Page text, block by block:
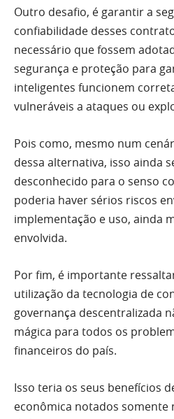
Outro desafio, é garantir a
confiabilidade desses
necessário que fossem
segurança e proteção para
inteligentes funcionem
vulneráveis a ataques ou
Pois como, mesmo num
dessa alternativa, isso ainda
desconhecido para o senso
poderia haver sérios riscos
implementação e uso, ainda
envolvida.
Por fim, é importante
utilização da tecnologia de
governança descentralizada
mágica para todos os
financeiros do país.
Isso teria os seus benefícios
econômica notados somente